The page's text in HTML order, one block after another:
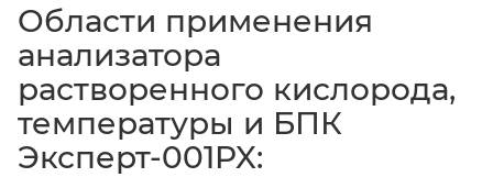
Области применения
анализатора
растворенного кислорода,
температуры и БПК
Эксперт-001PX: